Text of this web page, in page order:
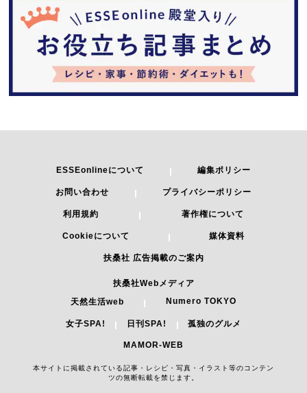
ESSEonlineについて
お問い合わせ プライバシーポリシー
利用規約 著作権について
Cookieについて
扶桑社 広告掲載のご案内